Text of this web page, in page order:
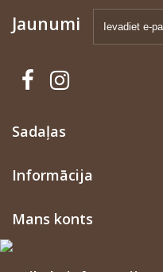
Jaunumi
Sadaļas
Informācija
Mans konts